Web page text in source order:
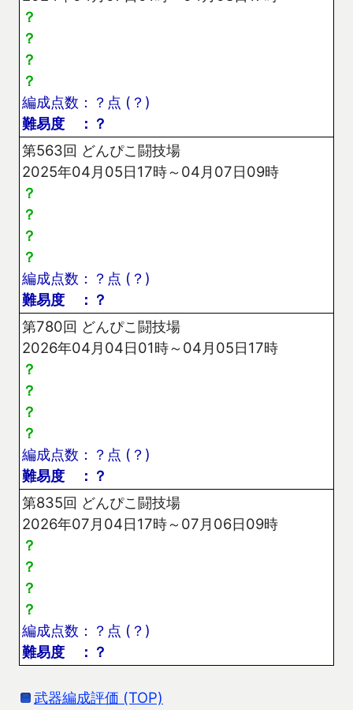
？
？
？
？
編成点数：？点 (？)
難易度 ：？
第563回 どんぴこ闘技場
2025年04月05日17時～04月07日09時
？
？
？
？
編成点数：？点 (？)
難易度 ：？
第780回 どんぴこ闘技場
2026年04月04日01時～04月05日17時
？
？
？
？
編成点数：？点 (？)
難易度 ：？
第835回 どんぴこ闘技場
2026年07月04日17時～07月06日09時
？
？
？
？
編成点数：？点 (？)
難易度 ：？
武器編成評価 (TOP)